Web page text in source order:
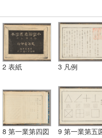
2 表紙 3 凡例
8 第一業第四図 9 第一業第五